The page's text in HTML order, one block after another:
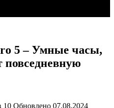
5 – Умные часы,
10 Обновлено 07.08.2024